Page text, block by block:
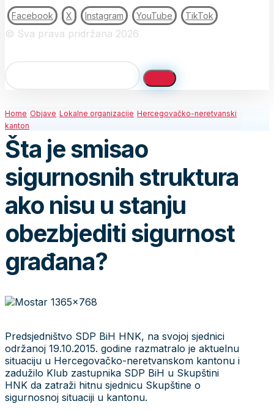
Facebook X Instagram YouTube TikTok
© Sva prava pridržana 2026
Home Objave Lokalne organizacije Hercegovačko-neretvanski
kanton
Šta je smisao
sigurnosnih struktura
ako nisu u stanju
obezbjediti sigurnost
građana?
Predsjedništvo SDP BiH HNK, na svojoj sjednici
održanoj 19.10.2015. godine razmatralo je aktuelnu
situaciju u Hercegovačko-neretvanskom kantonu i
zadužilo Klub zastupnika SDP BiH u Skupštini
HNK da zatraži hitnu sjednicu Skupštine o
sigurnosnoj situaciji u kantonu.